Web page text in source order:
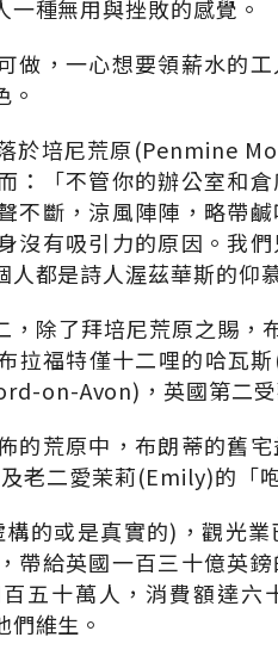
種無用與挫敗的感覺。
做，一心想要領薪水的
於培尼荒原(Penmine
：「不管你的辦公室和
不斷，涼風陣陣，略帶
沒有吸引力的原因。我
都是詩人渥茲華斯的仰慕
，除了拜培尼荒原之賜
拉福特僅十二哩的哈瓦
on-Avon)，英國第二受
的荒原中，布朗蒂的舊
老二愛茉莉(Emily)的「
的或是真實的)，觀光
帶給英國一百三十億英
五十萬人，消費額達
維生。